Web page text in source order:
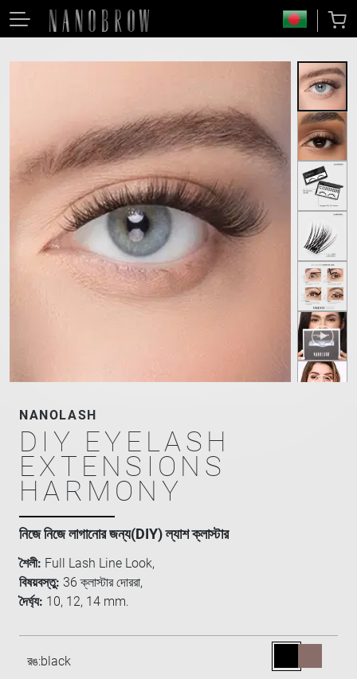
NANOLASH
DIY EYELASH
EXTENSIONS
HARMONY
নিজে নিজে লাগানোর জন্য(DIY) ল্যাশ ক্লাস্টার
শৈলী: Full Lash Line Look,
বিষয়বস্তু: 36 ক্লাস্টার দোররা,
দৈর্ঘ্য: 10, 12, 14 mm.
রঙ:black